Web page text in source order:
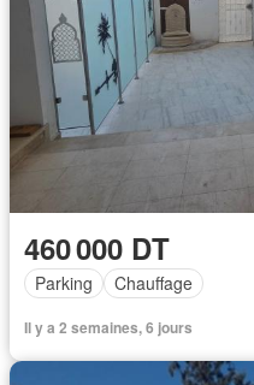
460 000 DT
Parking Chauffage
Il y a 2 semaines, 6 jours